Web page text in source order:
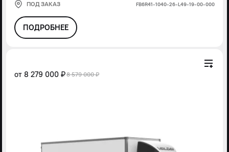
ПОД ЗАКАЗ FВ6R41-1040-26-L49-19-00-000
ПОДРОБНЕЕ
от 8 279 000 ₽8 579 000 ₽